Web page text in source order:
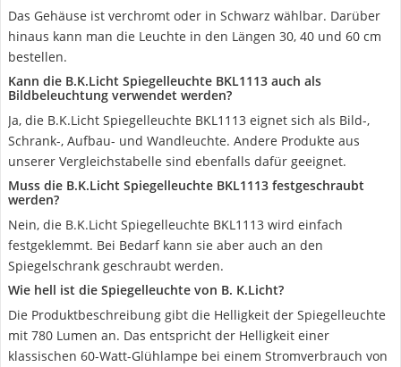
Das Gehäuse ist verchromt oder in Schwarz wählbar. Darüber
hinaus kann man die Leuchte in den Längen 30, 40 und 60 cm
bestellen.
Kann die B.K.Licht Spiegelleuchte BKL1113 auch als
Bildbeleuchtung verwendet werden?
Ja, die B.K.Licht Spiegelleuchte BKL1113 eignet sich als Bild-,
Schrank-, Aufbau- und Wandleuchte. Andere Produkte aus
unserer Vergleichstabelle sind ebenfalls dafür geeignet.
Muss die B.K.Licht Spiegelleuchte BKL1113 festgeschraubt
werden?
Nein, die B.K.Licht Spiegelleuchte BKL1113 wird einfach
festgeklemmt. Bei Bedarf kann sie aber auch an den
Spiegelschrank geschraubt werden.
Wie hell ist die Spiegelleuchte von B. K.Licht?
Die Produktbeschreibung gibt die Helligkeit der Spiegelleuchte
mit 780 Lumen an. Das entspricht der Helligkeit einer
klassischen 60-Watt-Glühlampe bei einem Stromverbrauch von